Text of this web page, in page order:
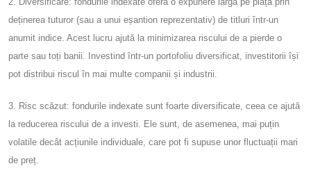
deținerea tuturor (sau a unui eșantion reprezentativ) de titluri într-un
anumit indice. Acest lucru ajută la minimizarea riscului de a pierde o
parte sau toți banii. Investind într-un portofoliu diversificat, investitorii își
pot distribui riscul în mai multe companii și industrii.
3. Risc scăzut: fondurile indexate sunt foarte diversificate, ceea ce ajută
la reducerea riscului de a investi. Ele sunt, de asemenea, mai puțin
volatile decât acțiunile individuale, care pot fi supuse unor fluctuații mari
de preț.